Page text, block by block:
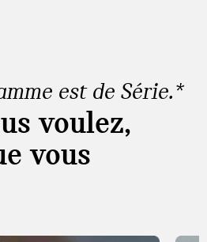
est de Série.*
voulez,
vous